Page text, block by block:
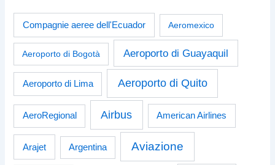
Compagnie aeree dell'Ecuador Aeromexico
Aeroporto di Bogotà Aeroporto di Guayaquil
Aeroporto di Lima Aeroporto di Quito
AeroRegional Airbus American Airlines
Arajet Argentina Aviazione